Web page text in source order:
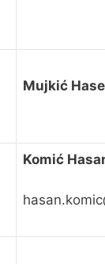
Mujkić Hase
Komić